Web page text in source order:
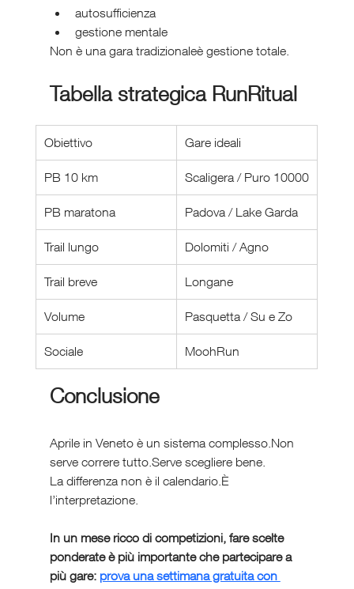
autosufficienza
gestione mentale
Non è una gara tradizionaleè gestione totale.
Tabella strategica RunRitual
Obiettivo Gare ideali
PB 10 km Scaligera / Puro 10000
PB maratona Padova / Lake Garda
Trail lungo Dolomiti / Agno
Trail breve Longane
Volume Pasquetta / Su e Zo
Sociale MoohRun
Conclusione
Aprile in Veneto è un sistema complesso.Non
serve correre tutto.Serve scegliere bene.
La differenza non è il calendario.È
l’interpretazione.
In un mese ricco di competizioni, fare scelte
ponderate è più importante che partecipare a
più gare: prova una settimana gratuita con